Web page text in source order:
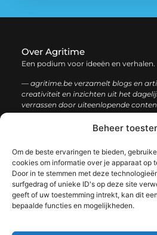
Beheer
Om de beste ervaringen te bieden,
cookies om informatie over je apparaat op
Door in te stemmen met deze
surfgedrag of unieke ID's op deze site
geeft of uw toestemming intrekt, kan dit
bepaalde functies en mogelijkheden.
Over Agritime
Een podium voor ideeën en verhalen.
— agritime.be verzamelt blogs en
creativiteit en inzichten uit het
verrassen door uiteenlopende
informatie